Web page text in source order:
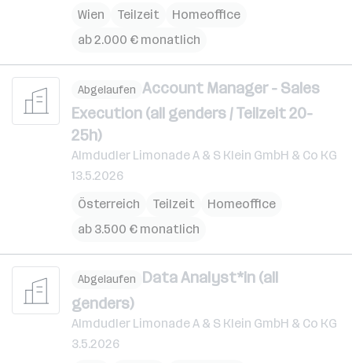
Wien
Teilzeit
Homeoffice
ab 2.000 € monatlich
Abgelaufen Account Manager - Sales
Execution (all genders / Teilzeit 20-
25h)
Almdudler Limonade A & S Klein GmbH & Co KG
13.5.2026
Österreich
Teilzeit
Homeoffice
ab 3.500 € monatlich
Abgelaufen Data Analyst*in (all
genders)
Almdudler Limonade A & S Klein GmbH & Co KG
3.5.2026